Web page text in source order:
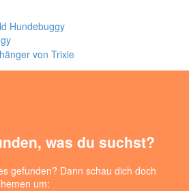
was du suchst?
gefunden? Dann schau dich doch
um: